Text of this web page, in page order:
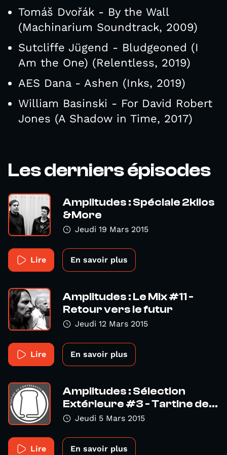
Tomáš Dvořák - By the Wall
(Machinarium Soundtrack, 2009)
Sutcliffe Jügend - Bludgeoned (I
Am the One) (Relentless, 2019)
AES Dana - Ashen (Inks, 2019)
William Basinski - For David Robert
Jones (A Shadow in Time, 2017)
Les derniers épisodes
Amplitudes : Spéciale 2kilos
&More
Jeudi 19 Mars 2015
Lire En savoir plus
Amplitudes : Le Mix #11 -
Retour vers le futur
Jeudi 12 Mars 2015
Lire En savoir plus
Amplitudes : Sélection
Extérieure #3 - Tartine de...
Jeudi 5 Mars 2015
Lire En savoir plus